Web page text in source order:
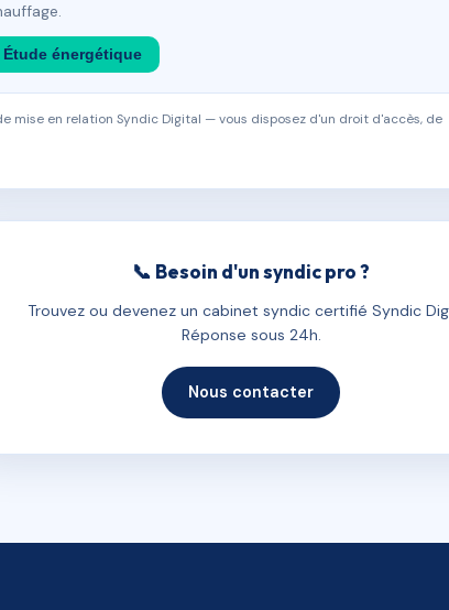
Étude énergétique
mise en relation Syndic Digital — vous disposez d'un droit d'accès, de
📞 Besoin d'un syndic pro ?
Trouvez ou devenez un cabinet syndic certifié Syndic
Réponse sous 24h.
Nous contacter